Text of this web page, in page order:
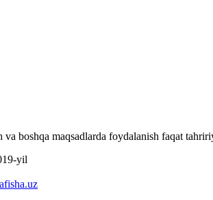
boshqa maqsadlarda foydalanish faqat
yil